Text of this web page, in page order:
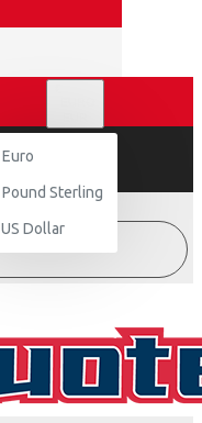
Euro
Pound Sterling
US Dollar